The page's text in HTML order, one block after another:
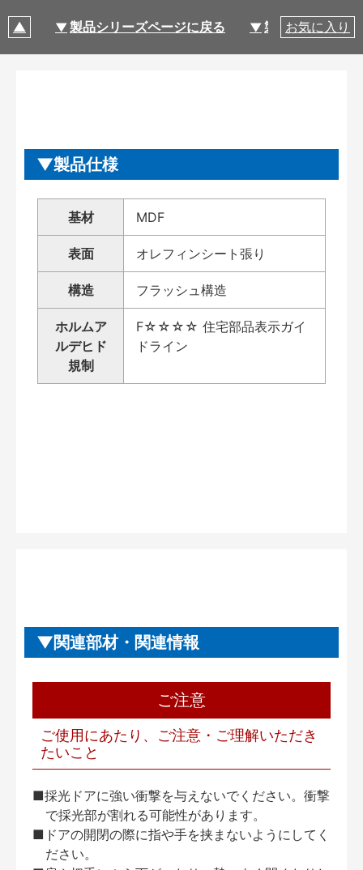
製品シリーズページに戻る 製品仕様
お気に入り
製品仕様
基材 MDF
表面 オレフィンシート張り
構造 フラッシュ構造
ホルムア
ルデヒド
規制
F☆☆☆☆ 住宅部品表示ガイ
ドライン
関連部材・関連情報
ご注意
ご使用にあたり、ご注意・ご理解いただき
たいこと
■採光ドアに強い衝撃を与えないでください。衝撃
で採光部が割れる可能性があります。
■ドアの開閉の際に指や手を挟まないようにしてく
ださい。